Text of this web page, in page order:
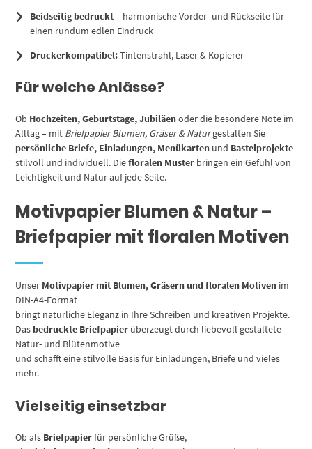
Beidseitig bedruckt– harmonische Vorder- und Rückseite für
einen rundum edlen Eindruck
Druckerkompatibel:Tintenstrahl, Laser & Kopierer
Für welche Anlässe?
Ob Hochzeiten, Geburtstage, Jubiläenoder die besondere Note im
Alltag – mit Briefpapier Blumen, Gräser & Naturgestalten Sie
persönliche Briefe, Einladungen, Menükarten und Bastelprojekte
stilvoll und individuell. Diefloralen Muster bringen ein Gefühl von
Leichtigkeit und Natur auf jede Seite.
Motivpapier Blumen & Natur –
Briefpapier mit floralen Motiven
Unser Motivpapier mit Blumen, Gräsern und floralen Motiven im
DIN-A4-Format
bringt natürliche Eleganz in Ihre Schreiben und kreativen Projekte.
Das bedruckte Briefpapier überzeugt durch liebevoll gestaltete
Natur- und Blütenmotive
und schafft eine stilvolle Basis für Einladungen, Briefe und vieles
mehr.
Vielseitig einsetzbar
Ob als Briefpapierfür persönliche Grüße,